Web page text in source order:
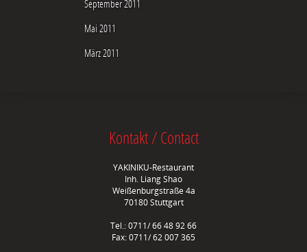
September 2011
Mai 2011
März 2011
Kontakt / Contact
YAKINIKU-Restaurant
Inh. Liang Shao
Weißenburgstraße 4a
70180 Stuttgart
Tel.: 0711/ 66 48 92 66
Fax: 0711/ 62 007 365